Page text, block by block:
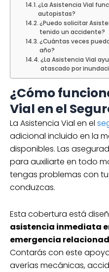
¿La Asistencia Vial
autopistas?
¿Puedo solicitar
tenido un accidente?
¿Cuántas veces
año?
¿La Asistencia Vial
atascado por
¿Cómo
Vial en el
La Asistencia Vial en el
adicional incluido en la
disponibles. Las
para auxiliarte en todo
tengas problemas con
conduzcas.
Esta cobertura está
asistencia inmediata
emergencia
Contarás con este
averías mecánicas,